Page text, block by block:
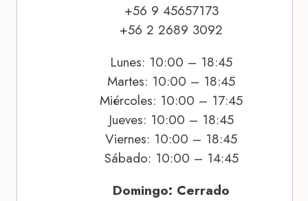
+56 9 45657173
+56 2 2689 3092
Lunes: 10:00 – 18:45
Martes: 10:00 – 18:45
Miércoles: 10:00 – 17:45
Jueves: 10:00 – 18:45
Viernes: 10:00 – 18:45
Sábado: 10:00 – 14:45
Domingo: Cerrado